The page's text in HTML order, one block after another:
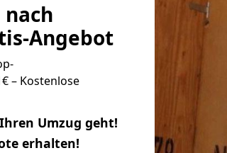
Angebot
– Kostenlose
Umzug geht!
erhalten!